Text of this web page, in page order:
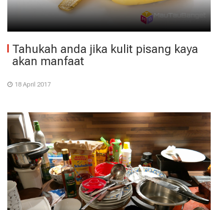
Tahukah anda jika kulit pisang kaya
akan manfaat
18 April 2017